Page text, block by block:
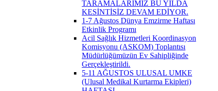
TARAMALARIMIZ BU YILDA
KESİNTİSİZ DEVAM EDİYOR.
1-7 Ağustos Dünya Emzirme Haftası
Etkinlik Programı
Acil Sağlık Hizmetleri Koordinasyon
Komisyonu (ASKOM) Toplantısı
Müdürlüğümüzün Ev Sahipliğinde
Gerçekleştirildi.
5-11 AĞUSTOS ULUSAL UMKE
(Ulusal Medikal Kurtarma Ekipleri)